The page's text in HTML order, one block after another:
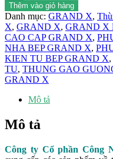
Thêm vào giỏ hàng
Danh mục: GRAND X,
X, GRAND X, GRAND X
CAO CAP GRAND X,
NHA BEP GRAND X,
KIEN TU BEP GRAND X,
TU, THUNG GAO
GRAND X
Mô tả
Mô tả
Công ty Cổ phần Công